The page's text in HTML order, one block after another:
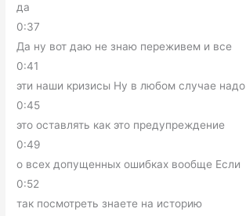
да
0:37
Да ну вот даю не знаю переживем и все
0:41
эти наши кризисы Ну в любом случае надо
0:45
это оставлять как это предупреждение
0:49
о всех допущенных ошибках вообще Если
0:52
так посмотреть знаете на историю